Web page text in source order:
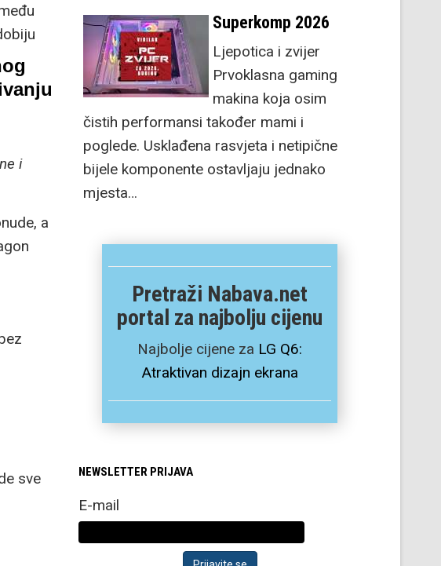
i
i
a
sve
Superkomp 2026
Ljepotica i zvijer
Prvoklasna gaming
makina koja osim
čistih performansi također mami i
poglede. Usklađena rasvjeta i netipične
bijele komponente ostavljaju jednako
mjesta…
Pretraži Nabava.net
portal za najbolju cijenu
Najbolje cijene za LG Q6:
Atraktivan dizajn ekrana
NEWSLETTER PRIJAVA
E-mail